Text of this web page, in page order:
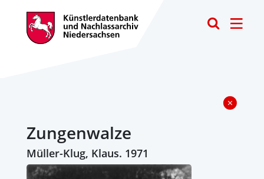
Zungenwalze
Müller-Klug, Klaus. 1971